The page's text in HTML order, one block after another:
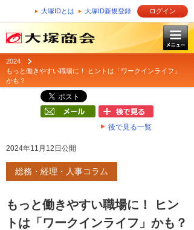
大塚IDとは 大塚ID新規登録 ログイン
2024
もっと働きやすい職場に！ ヒントは「ワークインライフ」
かも？
後で見る一覧
2024年11月12日公開
総務・経理・人事コラム
もっと働きやすい職場に！ ヒン
トは「ワークインライフ」かも？